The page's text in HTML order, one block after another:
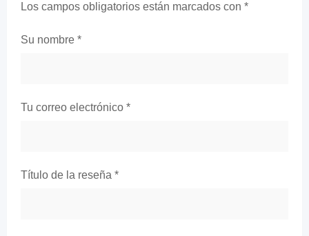
Los campos obligatorios están marcados con *
Su nombre *
Tu correo electrónico *
Título de la reseña *